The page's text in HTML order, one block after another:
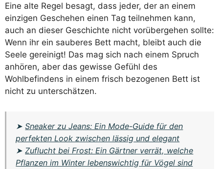
Eine alte Regel besagt, dass jeder, der an einem
einzigen Geschehen einen Tag teilnehmen kann,
auch an dieser Geschichte nicht vorübergehen sollte:
Wenn ihr ein sauberes Bett macht, bleibt auch die
Seele gereinigt! Das mag sich nach einem Spruch
anhören, aber das gewisse Gefühl des
Wohlbefindens in einem frisch bezogenen Bett ist
nicht zu unterschätzen.
➤Sneaker zu Jeans: Ein Mode-Guide für den
perfekten Look zwischen lässig und elegant
➤Zuflucht bei Frost: Ein Gärtner verrät, welche
Pflanzen im Winter lebenswichtig für Vögel sind